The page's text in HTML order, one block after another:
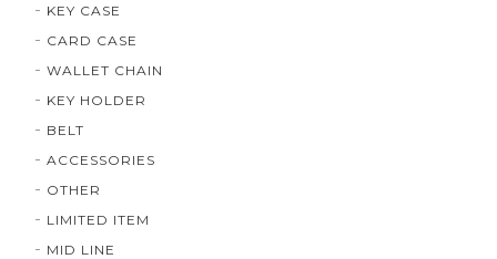
KEY CASE
CARD CASE
WALLET CHAIN
KEY HOLDER
BELT
ACCESSORIES
OTHER
LIMITED ITEM
MID LINE